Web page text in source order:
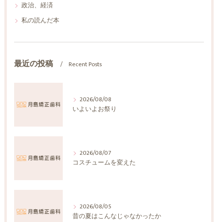
政治、経済
私の読んだ本
最近の投稿 Recent Posts
2026/08/08
いよいよお祭り
2026/08/07
コスチュームを変えた
2026/08/05
昔の夏はこんなじゃなかったか